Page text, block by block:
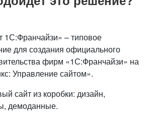
1С:Франчайзи» – типовое
для создания официального
фирм «1С:Франчайзи» на
Управление сайтом».
сайт из коробки: дизайн,
демоданные.